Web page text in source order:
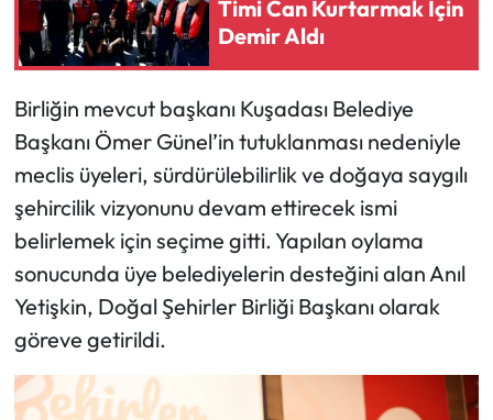
Timi Can Kurtarmak İçin
Demir Aldı
Birliğin mevcut başkanı Kuşadası Belediye
Başkanı Ömer Günel’in tutuklanması nedeniyle
meclis üyeleri, sürdürülebilirlik ve doğaya saygılı
şehircilik vizyonunu devam ettirecek ismi
belirlemek için seçime gitti. Yapılan oylama
sonucunda üye belediyelerin desteğini alan Anıl
Yetişkin, Doğal Şehirler Birliği Başkanı olarak
göreve getirildi.